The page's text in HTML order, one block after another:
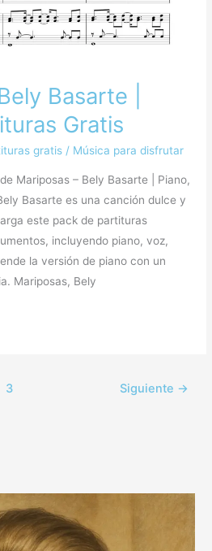
Basarte |
Gratis
gratis / Música para disfrutar
Mariposas – Bely Basarte | Piano,
Basarte es una canción dulce y
este pack de partituras
incluyendo piano, voz,
la versión de piano con un
Mariposas, Bely
3 Siguiente →